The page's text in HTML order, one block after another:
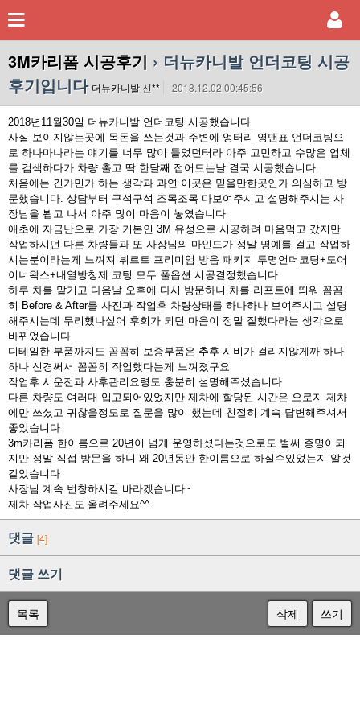
3M카리폼 시공후기 › 더뉴카니발 언더코팅 시공
후기입니다 더뉴카니발 신** 2018.12.02 00:45:56
2018년11월30일 더뉴카니발 언더코팅 시공했습니다
사실 보이지않는곳에 목돈을 쓰는것과 주변에 엉터리 영맨표 언더코팅으
로 하나마나라는 얘기를 너무 많이 들었던터라 아주 고민하고 수많은 업체
를 검색하다가 차량 출고 딱 한달째 접어드는날 결국 시공했습니다
처음에는 긴가민가 하는 생각과 과연 이곳은 믿을만한곳인가 의심하고 방
문했습니다. 상담부터 구석구석 조목조목 다보여주시고 설명해주시는 사
장님을 뵙고 나서 아주 많이 마음이 놓였습니다
애초에 자금난으로 가장 기본인 3M 유성으로 시공하려 마음먹고 갔지만
작업하시던 다른 차량들과 또 사장님의 마인드가 정말 명예를 걸고 작업하
시는분이라는게 느껴져 뷔르트 프리미엄 방음 패키지 투명언더코팅+도어
이너왁스+내열방청제 코팅 모두 풀옵션 시공결정했습니다
하루 차를 맡기고 다음날 오후에 다시 방문하니 차를 리프트에 띄워 꼼꼼
히 Before & After를 사진과 작업후 차량상태를 하나하나 보여주시고 설명
해주시는데 무리했나싶어 후회가 되던 마음이 정말 잘했다라는 생각으로
바뀌었습니다
디테일한 부품까지도 꼼꼼히 보증부품은 추후 시비가 걸리지않게까 하나
하나 신경써서 꼼꼼히 작업했다는게 느껴졌구요
작업후 시운전과 사후관리요령도 충분히 설명해주셨습니다
다른 차량도 여러대 입고되어있었지만 제차에 할당된 시간은 오로지 제차
에만 쓰셨고 귀찮을정도로 질문을 많이 했는데 친절히 계속 답변해주셔서
좋았습니다
3m카리폼 한이름으로 20년이 넘게 운영하셨다는것으로도 벌써 증명이되
지만 정말 직접 방문을 하니 왜 20년동안 한이름으로 하실수있었는지 알것
같았습니다
사장님 계속 번창하시길 바라겠습니다~
제차 작업사진도 올려주세요^^
댓글 [4]
댓글 쓰기
목록 쓰기
삭제